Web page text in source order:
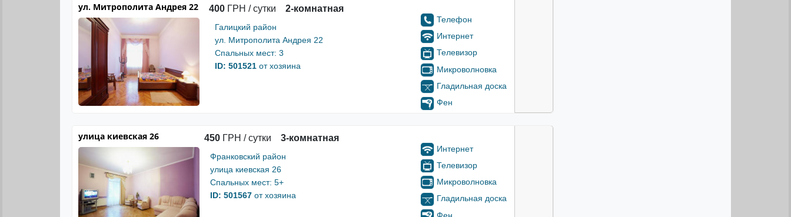
ул. Митрополита Андрея 22 400 ГРН / сутки 2-комнатная
Галицкий район
ул. Митрополита Андрея 22
Спальных мест: 3
ID: 501521 от хозяина
Телефон
Интернет
Телевизор
Микроволновка
Гладильная доска
Фен
улица киевская 26 450 ГРН / сутки 3-комнатная
Франковский район
улица киевская 26
Спальных мест: 5+
ID: 501567 от хозяина
Интернет
Телевизор
Микроволновка
Гладильная доска
Фен